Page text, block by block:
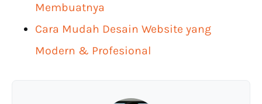
Membuatnya
Cara Mudah Desain Website yang
Modern & Profesional